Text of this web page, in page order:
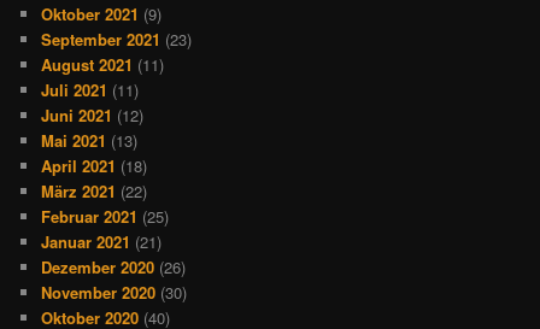
Oktober 2021 (9)
September 2021 (23)
August 2021 (11)
Juli 2021 (11)
Juni 2021 (12)
Mai 2021 (13)
April 2021 (18)
März 2021 (22)
Februar 2021 (25)
Januar 2021 (21)
Dezember 2020 (26)
November 2020 (30)
Oktober 2020 (40)